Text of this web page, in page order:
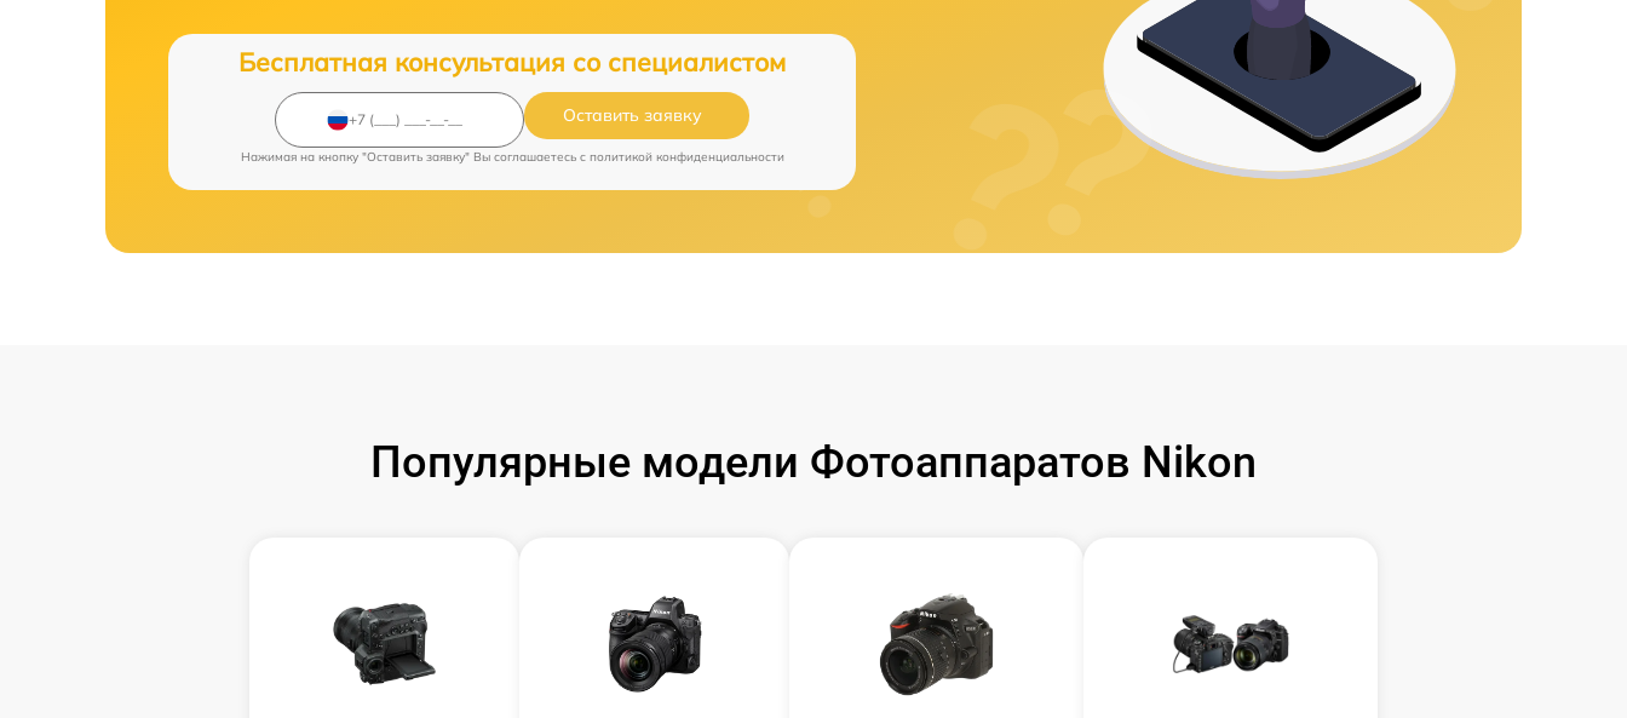
Бесплатная консультация со специалистом
Оставить заявку
Нажимая на кнопку "Оставить заявку" Вы соглашаетесь c политикой конфиденциальности
Популярные модели Фотоаппаратов Nikon